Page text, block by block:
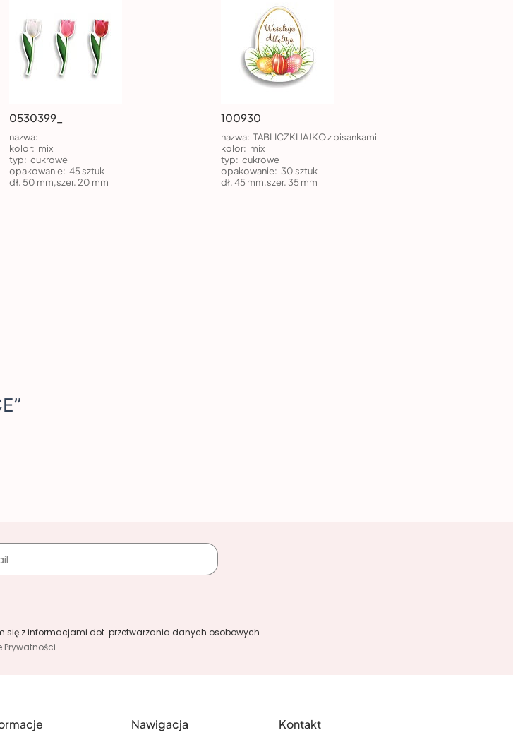
0530399_
nazwa:
kolor: mix
typ: cukrowe
opakowanie: 45 sztuk
dł. 50 mm,szer. 20 mm
100930
nazwa: TABLICZKI JAJKO z pisankami
kolor: mix
typ: cukrowe
opakowanie: 30 sztuk
dł. 45 mm,szer. 35 mm
się z informacjami dot. przetwarzania danych osobowych
Prywatności
Nawigacja Kontakt